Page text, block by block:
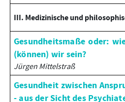
III. Medizinische und
Gesundheitsmaße oder:
(können) wir sein?
Jürgen Mittelstraß
Gesundheit zwischen
- aus der Sicht des